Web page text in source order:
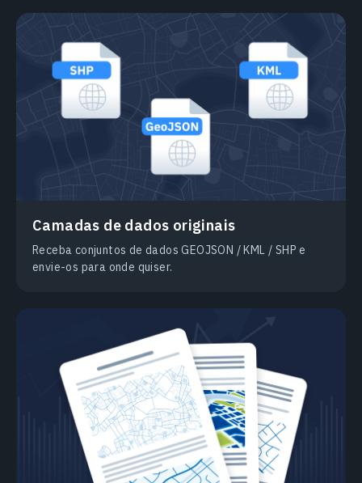
Camadas de dados originais
Receba conjuntos de dados GEOJSON / KML / SHP e
envie-os para onde quiser.